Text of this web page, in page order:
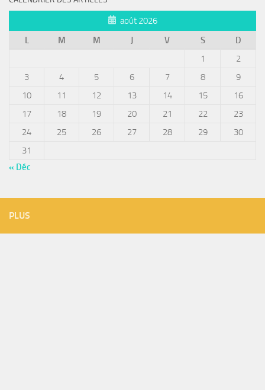
août 2026
L
M M J V S
D
1
2
3
4 5 6 7 8
9
10
11 12 13 14 15
16
17
18 19 20 21 22
23
24
25 26 27 28 29
30
31
« Déc
PLUS